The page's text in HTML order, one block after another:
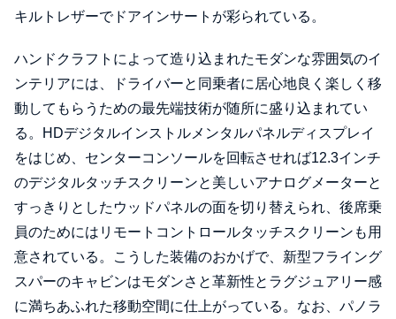
キルトレザーでドアインサートが彩られている。
ハンドクラフトによって造り込まれたモダンな雰囲気のイ
ンテリアには、ドライバーと同乗者に居心地良く楽しく移
動してもらうための最先端技術が随所に盛り込まれてい
る。HDデジタルインストルメンタルパネルディスプレイ
をはじめ、センターコンソールを回転させれば12.3インチ
のデジタルタッチスクリーンと美しいアナログメーターと
すっきりとしたウッドパネルの面を切り替えられ、後席乗
員のためにはリモートコントロールタッチスクリーンも用
意されている。こうした装備のおかげで、新型フライング
スパーのキャビンはモダンさと革新性とラグジュアリー感
に満ちあふれた移動空間に仕上がっている。なお、パノラ